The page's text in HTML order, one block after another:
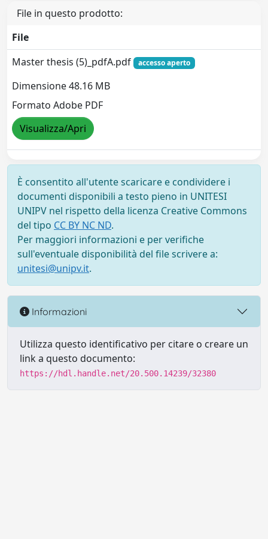
File in questo prodotto:
File
Master thesis (5)_pdfA.pdf
accesso aperto
Dimensione 48.16 MB
Formato Adobe PDF
Visualizza/Apri
È consentito all'utente scaricare e condividere i
documenti disponibili a testo pieno in UNITESI
UNIPV nel rispetto della licenza Creative Commons
del tipo CC BY NC ND.
Per maggiori informazioni e per verifiche
sull'eventuale disponibilità del file scrivere a:
unitesi@unipv.it.
Informazioni
Utilizza questo identificativo per citare o creare un
link a questo documento:
https://hdl.handle.net/20.500.14239/32380